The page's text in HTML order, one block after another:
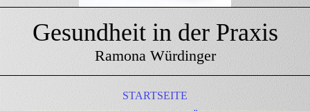
Gesundheit in der Praxis
Ramona Würdinger
STARTSEITE